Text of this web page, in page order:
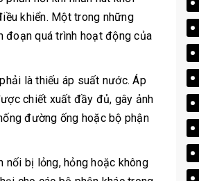
khiển. Một trong những
đoạn quá trình hoạt động của
là thiếu áp suất nước. Áp
chiết xuất đầy đủ, gây ảnh
đường ống hoặc bộ phận
nối bị lỏng, hỏng hoặc không